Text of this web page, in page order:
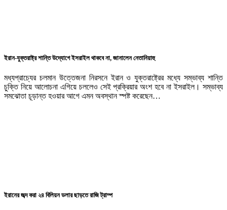
ইরান-যুক্তরাষ্ট্র শান্তি উদ্যোগে ইসরাইল থাকবে না, জানালেন নেতানিয়াহু
মধ্যপ্রাচ্যের চলমান উত্তেজনা নিরসনে ইরান ও যুক্তরাষ্ট্রের মধ্যে সম্ভাব্য শান্তি
চুক্তি নিয়ে আলোচনা এগিয়ে চললেও সেই প্রক্রিয়ার অংশ হবে না ইসরাইল। সম্ভাব্য
সমঝোতা চূড়ান্ত হওয়ার আগে এমন অবস্থান স্পষ্ট করেছেন…
ইরানের জব্দ করা ২৪ বিলিয়ন ডলার ছাড়তে রাজি ট্রাম্প